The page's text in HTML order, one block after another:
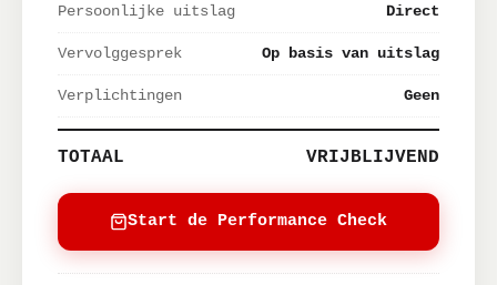
Persoonlijke uitslag Direct
Vervolggesprek Op basis van uitslag
Verplichtingen Geen
TOTAAL VRIJBLIJVEND
Start de Performance Check